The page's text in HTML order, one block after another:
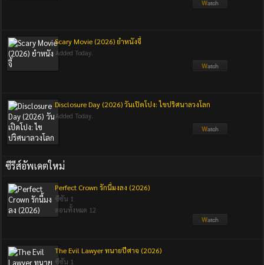
Scary Movie (2026) ยำหนังจี้
Added Today.
Disclosure Day (2026) วันเปิดโปง: ไขปริศนาลวงโลก
Added Today.
ซีรีส์อัพเดตใหม่
Perfect Crown รักนี้มงลง (2026)
ซีซัน 1
ตอนทั้งหมด 12
The Evil Lawyer ทนายปีศาจ (2026)
ซีซัน 1